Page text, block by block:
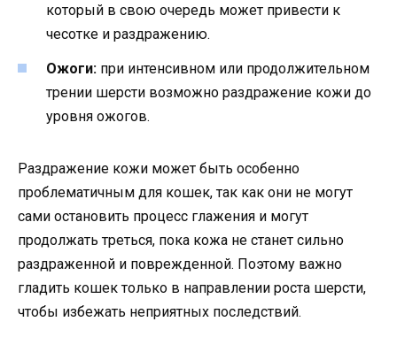
который в свою очередь может привести к
чесотке и раздражению.
Ожоги: при интенсивном или продолжительном
трении шерсти возможно раздражение кожи до
уровня ожогов.
Раздражение кожи может быть особенно
проблематичным для кошек, так как они не могут
сами остановить процесс глажения и могут
продолжать треться, пока кожа не станет сильно
раздраженной и поврежденной. Поэтому важно
гладить кошек только в направлении роста шерсти,
чтобы избежать неприятных последствий.